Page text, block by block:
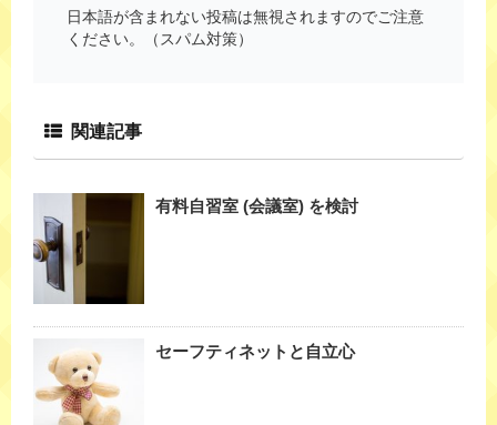
日本語が含まれない投稿は無視されますのでご注意
ください。（スパム対策）
関連記事
有料自習室 (会議室) を検討
セーフティネットと自立心